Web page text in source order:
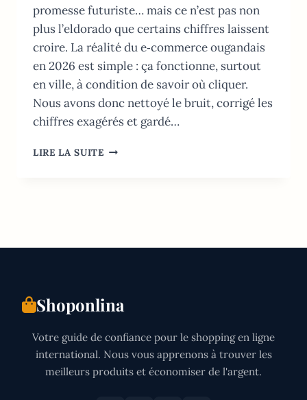
promesse futuriste… mais ce n’est pas non
plus l’eldorado que certains chiffres laissent
croire. La réalité du e‑commerce ougandais
en 2026 est simple : ça fonctionne, surtout
en ville, à condition de savoir où cliquer.
Nous avons donc nettoyé le bruit, corrigé les
chiffres exagérés et gardé…
LIRE LA SUITEACHATS
10
Shoponlina
Votre guide de confiance pour le shopping en ligne
international. Nous vous apprenons à trouver les
meilleurs produits et économiser de l'argent.